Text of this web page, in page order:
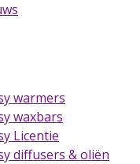
warmers
waxbars
Licentie
diffusers & oliën